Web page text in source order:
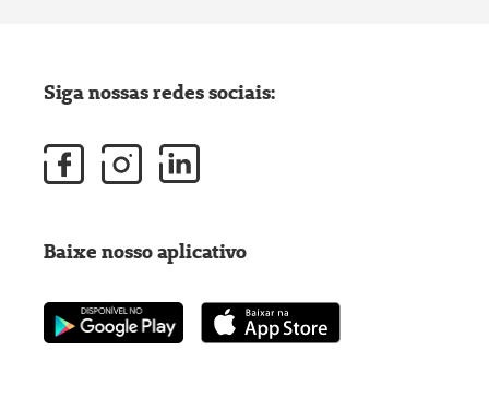
Siga nossas redes sociais:
Baixe nosso aplicativo